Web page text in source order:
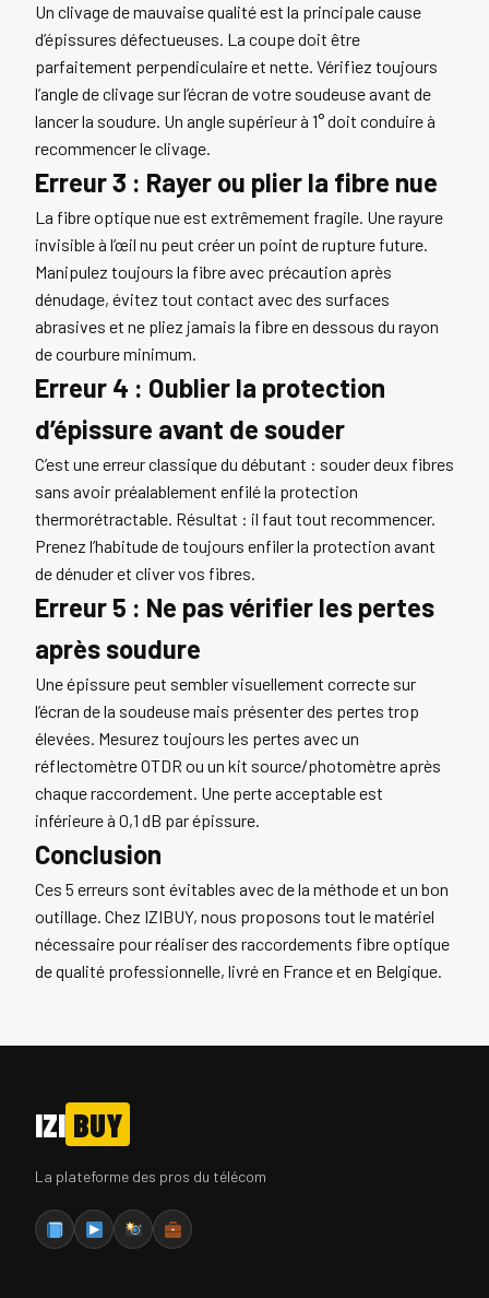
Un clivage de mauvaise qualité est la principale cause
d’épissures défectueuses. La coupe doit être
parfaitement perpendiculaire et nette. Vérifiez toujours
l’angle de clivage sur l’écran de votre soudeuse avant de
lancer la soudure. Un angle supérieur à 1° doit conduire à
recommencer le clivage.
Erreur 3 : Rayer ou plier la fibre nue
La fibre optique nue est extrêmement fragile. Une rayure
invisible à l’œil nu peut créer un point de rupture future.
Manipulez toujours la fibre avec précaution après
dénudage, évitez tout contact avec des surfaces
abrasives et ne pliez jamais la fibre en dessous du rayon
de courbure minimum.
Erreur 4 : Oublier la protection
d’épissure avant de souder
C’est une erreur classique du débutant : souder deux fibres
sans avoir préalablement enfilé la protection
thermorétractable. Résultat : il faut tout recommencer.
Prenez l’habitude de toujours enfiler la protection avant
de dénuder et cliver vos fibres.
Erreur 5 : Ne pas vérifier les pertes
après soudure
Une épissure peut sembler visuellement correcte sur
l’écran de la soudeuse mais présenter des pertes trop
élevées. Mesurez toujours les pertes avec un
réflectomètre OTDR ou un kit source/photomètre après
chaque raccordement. Une perte acceptable est
inférieure à 0,1 dB par épissure.
Conclusion
Ces 5 erreurs sont évitables avec de la méthode et un bon
outillage. Chez IZIBUY, nous proposons tout le matériel
nécessaire pour réaliser des raccordements fibre optique
de qualité professionnelle, livré en France et en Belgique.
IZI BUY
La plateforme des pros du télécom